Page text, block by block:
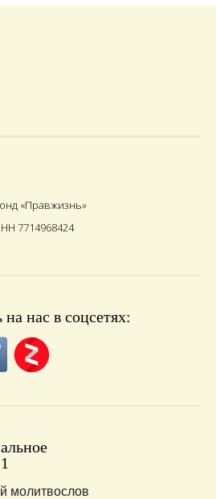
«Правжизнь»
7714968424
нас в соцсетях:
молитвослов